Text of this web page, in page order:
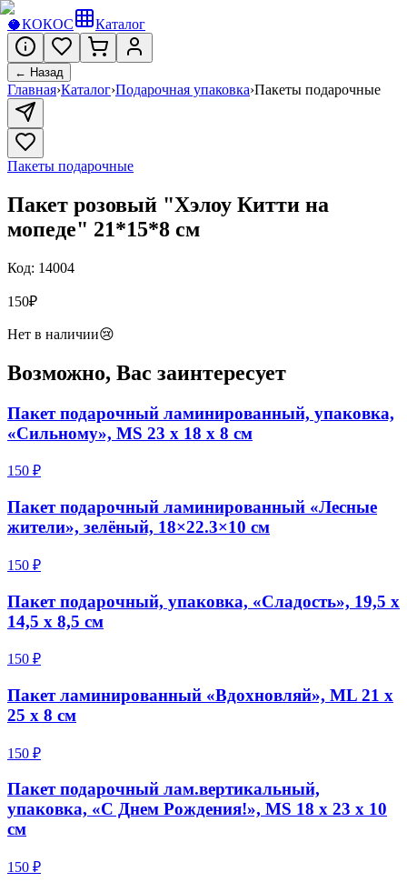
🥥КОКОС Каталог
← Назад
Главная›Каталог›Подарочная упаковка›Пакеты подарочные
Пакеты подарочные
Пакет розовый "Хэлоу Китти на
мопеде" 21*15*8 см
Код: 14004
150₽
Нет в наличии😢
Возможно, Вас заинтересует
Пакет подарочный ламинированный, упаковка,
«Сильному», MS 23 х 18 х 8 см
150 ₽
Пакет подарочный ламинированный «Лесные
жители», зелёный, 18×22.3×10 см
150 ₽
Пакет подарочный, упаковка, «Сладость», 19,5 х
14,5 х 8,5 см
150 ₽
Пакет ламинированный «Вдохновляй», ML 21 х
25 х 8 см
150 ₽
Пакет подарочный лам.вертикальный,
упаковка, «С Днем Рождения!», MS 18 х 23 х 10
см
150 ₽